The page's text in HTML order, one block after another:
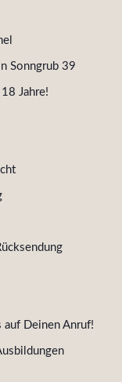
Sonngrub 39
Jahre!
Deinen Anruf!